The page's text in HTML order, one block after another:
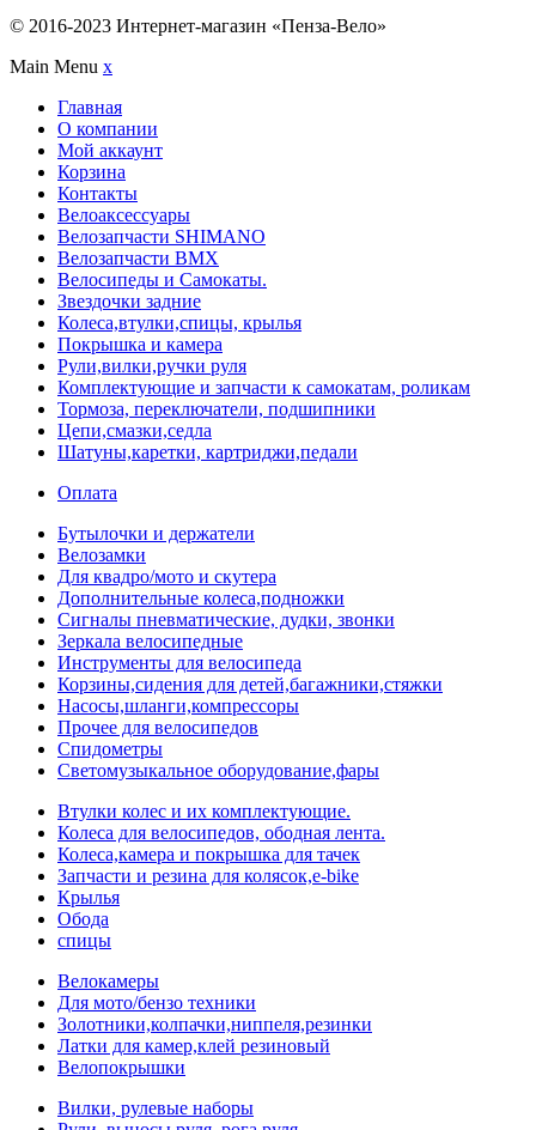
© 2016-2023 Интернет-магазин «Пенза-Вело»
Main Menu x
Главная
О компании
Мой аккаунт
Корзина
Контакты
Велоаксессуары
Велозапчасти SHIMANO
Велозапчасти BMX
Велосипеды и Самокаты.
Звездочки задние
Колеса,втулки,спицы, крылья
Покрышка и камера
Рули,вилки,ручки руля
Комплектующие и запчасти к самокатам, роликам
Тормоза, переключатели, подшипники
Цепи,смазки,седла
Шатуны,каретки, картриджи,педали
Оплата
Бутылочки и держатели
Велозамки
Для квадро/мото и скутера
Дополнительные колеса,подножки
Сигналы пневматические, дудки, звонки
Зеркала велосипедные
Инструменты для велосипеда
Корзины,сидения для детей,багажники,стяжки
Насосы,шланги,компрессоры
Прочее для велосипедов
Спидометры
Светомузыкальное оборудование,фары
Втулки колес и их комплектующие.
Колеса для велосипедов, ободная лента.
Колеса,камера и покрышка для тачек
Запчасти и резина для колясок,e-bike
Крылья
Обода
спицы
Велокамеры
Для мото/бензо техники
Золотники,колпачки,ниппеля,резинки
Латки для камер,клей резиновый
Велопокрышки
Вилки, рулевые наборы